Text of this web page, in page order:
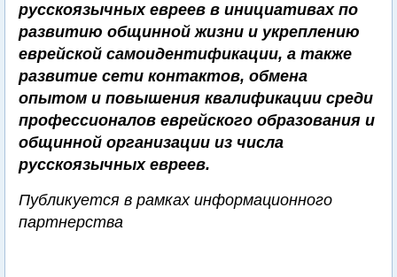
русскоязычных евреев в инициативах по
развитию общинной жизни и укреплению
еврейской самоидентификации, а также
развитие сети контактов, обмена
опытом и повышения квалификации среди
профессионалов еврейского образования и
общинной организации из числа
русскоязычных евреев.
Публикуется в рамках информационного
партнерства